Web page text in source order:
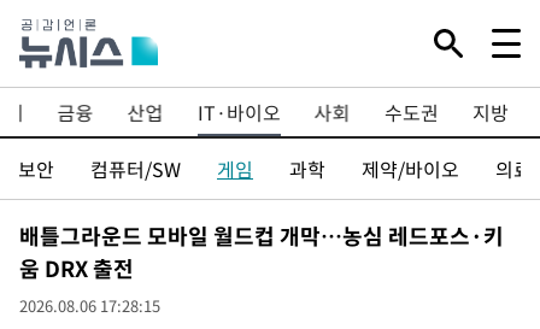
금융 산업 IT·바이오 사회 수도권
지방
보안
컴퓨터/SW 게임 과학 제약/바이오 의료
배틀그라운드 모바일 월드컵 개막…농심 레드포스·키
움 DRX 출전
2026.08.06 17:28:15